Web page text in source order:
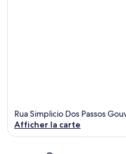
Rua Simplicio Dos Passos
Afficher la carte